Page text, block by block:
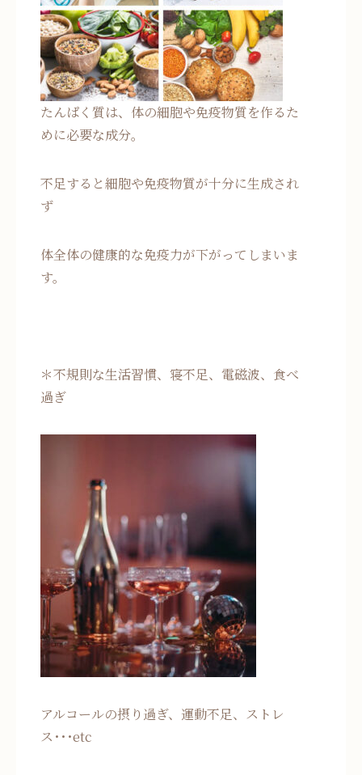
たんぱく質は、体の細胞や免疫物質を作るた
めに必要な成分。
不足すると細胞や免疫物質が十分に生成され
ず
体全体の健康的な免疫力が下がってしまいま
す。
＊不規則な生活習慣、寝不足、電磁波、食べ
過ぎ
アルコールの摂り過ぎ、運動不足、ストレ
ス･･･etc